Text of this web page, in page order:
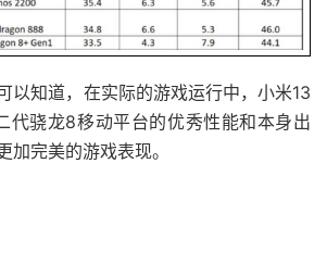
以知道，在实际的游戏运行中，小米13
代骁龙8移动平台的优秀性能和本身出
加完美的游戏表现。